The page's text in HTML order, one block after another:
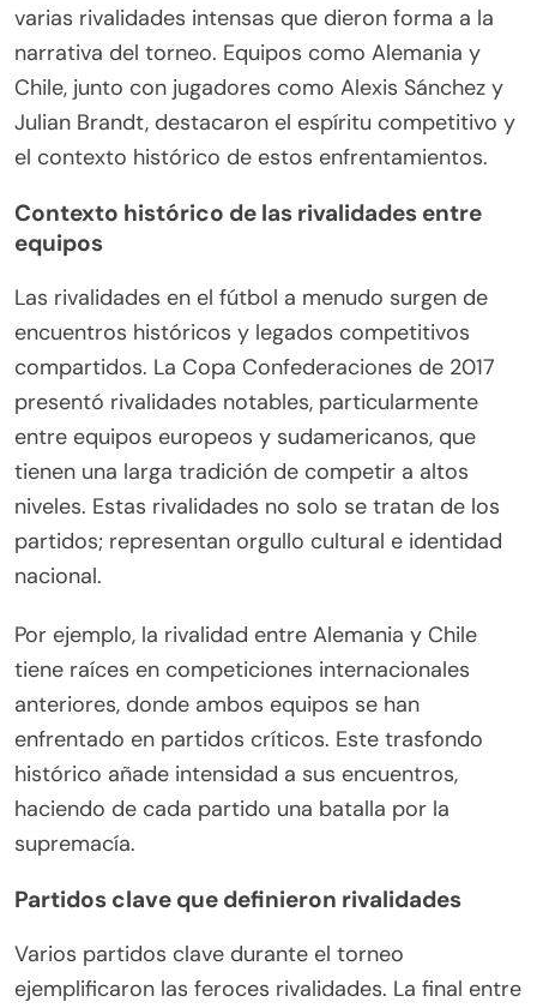
varias rivalidades intensas que dieron forma a la
narrativa del torneo. Equipos como Alemania y
Chile, junto con jugadores como Alexis Sánchez y
Julian Brandt, destacaron el espíritu competitivo y
el contexto histórico de estos enfrentamientos.
Contexto histórico de las rivalidades entre
equipos
Las rivalidades en el fútbol a menudo surgen de
encuentros históricos y legados competitivos
compartidos. La Copa Confederaciones de 2017
presentó rivalidades notables, particularmente
entre equipos europeos y sudamericanos, que
tienen una larga tradición de competir a altos
niveles. Estas rivalidades no solo se tratan de los
partidos; representan orgullo cultural e identidad
nacional.
Por ejemplo, la rivalidad entre Alemania y Chile
tiene raíces en competiciones internacionales
anteriores, donde ambos equipos se han
enfrentado en partidos críticos. Este trasfondo
histórico añade intensidad a sus encuentros,
haciendo de cada partido una batalla por la
supremacía.
Partidos clave que definieron rivalidades
Varios partidos clave durante el torneo
ejemplificaron las feroces rivalidades. La final entre